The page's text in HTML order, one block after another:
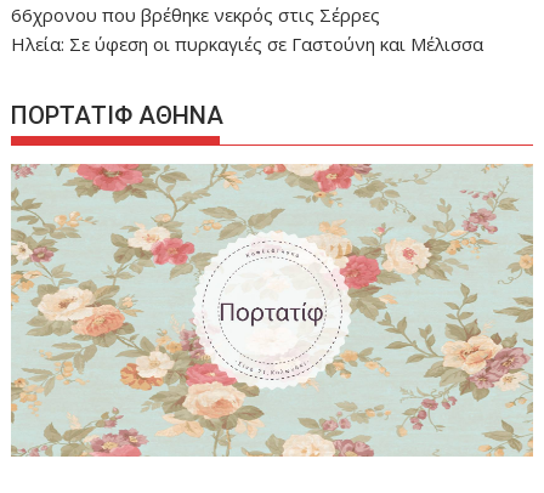
66χρονου που βρέθηκε νεκρός στις Σέρρες
Ηλεία: Σε ύφεση οι πυρκαγιές σε Γαστούνη και Μέλισσα
ΠΟΡΤΑΤΙΦ ΑΘΗΝΑ